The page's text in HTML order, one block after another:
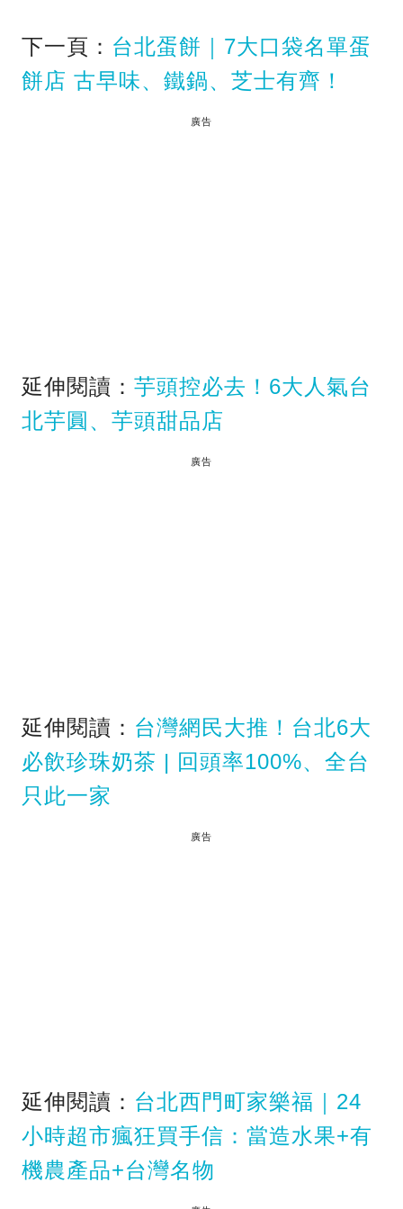
下一頁： 台北蛋餅｜7大口袋名單蛋
餅店 古早味、鐵鍋、芝士有齊！
廣告
延伸閱讀： 芋頭控必去！6大人氣台
北芋圓、芋頭甜品店
廣告
延伸閱讀： 台灣網民大推！台北6大
必飲珍珠奶茶 | 回頭率100%、全台
只此一家
廣告
延伸閱讀： 台北西門町家樂福｜24
小時超市瘋狂買手信：當造水果+有
機農產品+台灣名物